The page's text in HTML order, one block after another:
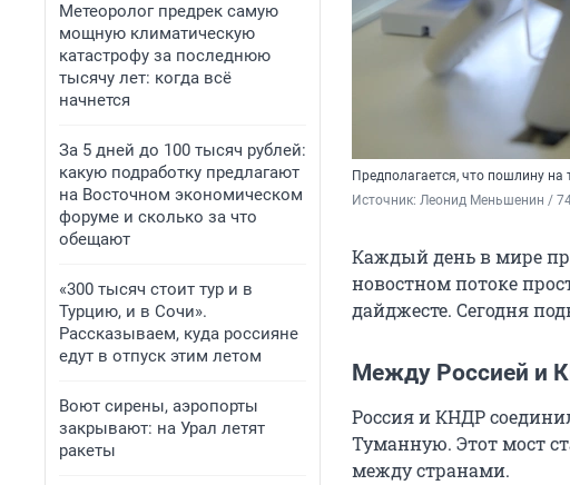
Метеоролог предрек самую
мощную климатическую
катастрофу за последнюю
тысячу лет: когда всё
начнется
За 5 дней до 100 тысяч рублей:
какую подработку предлагают
на Восточном экономическом
форуме и сколько за что
обещают
«300 тысяч стоит тур и в
Турцию, и в Сочи».
Рассказываем, куда россияне
едут в отпуск этим летом
Воют сирены, аэропорты
закрывают: на Урал летят
ракеты
Предполагается, что пошлину на
Источник: Леонид Меньшенин /
Каждый день в мире
новостном потоке
дайджесте. Сегодня
Между Россией и
Россия и КНДР
Туманную. Этот мост
между странами.